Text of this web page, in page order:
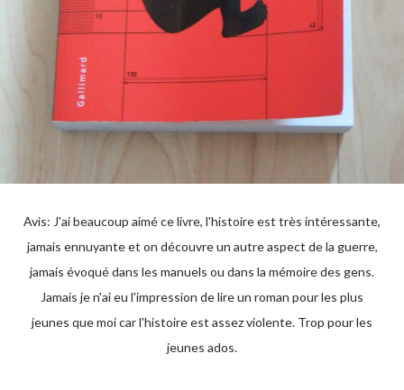
Avis: J'ai beaucoup aimé ce livre, l'histoire est très intéressante,
jamais ennuyante et on découvre un autre aspect de la guerre,
jamais évoqué dans les manuels ou dans la mémoire des gens.
Jamais je n'ai eu l'impression de lire un roman pour les plus
jeunes que moi car l'histoire est assez violente. Trop pour les
jeunes ados.